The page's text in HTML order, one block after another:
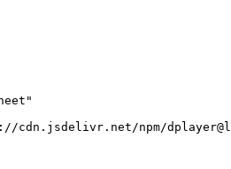
cdn.jsdelivr.net/npm/